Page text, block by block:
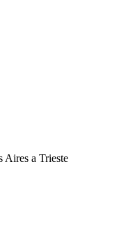
Aires a Trieste